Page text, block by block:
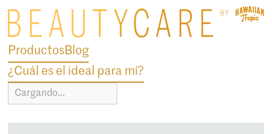
ProductosBlog
Cargando...
¿Cuál es el ideal para mí?